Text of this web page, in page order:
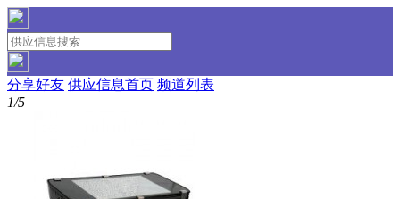
分享好友 供应信息首页 频道列表
1/5